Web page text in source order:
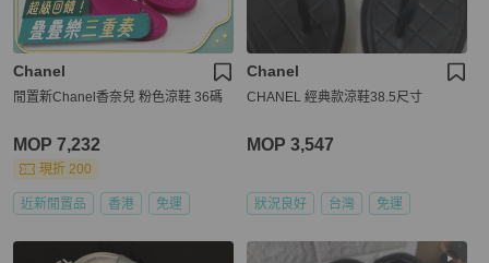
Chanel
閒置新Chanel香奈兒 粉色涼鞋 36碼
MOP 7,232
現折 200
近新閒置品 香港 免運
Chanel
CHANEL 經典款涼鞋38.5尺寸
MOP 3,547
狀況良好 台灣 免運